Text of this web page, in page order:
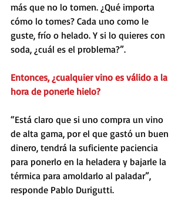
más que no lo tomen. ¿Qué importa
cómo lo tomes? Cada uno como le
guste, frío o helado. Y si lo quieres con
soda, ¿cuál es el problema?”.
Entonces, ¿cualquier vino es válido a la
hora de ponerle hielo?
“Está claro que si uno compra un vino
de alta gama, por el que gastó un buen
dinero, tendrá la suficiente paciencia
para ponerlo en la heladera y bajarle la
térmica para amoldarlo al paladar”,
responde Pablo Durigutti.